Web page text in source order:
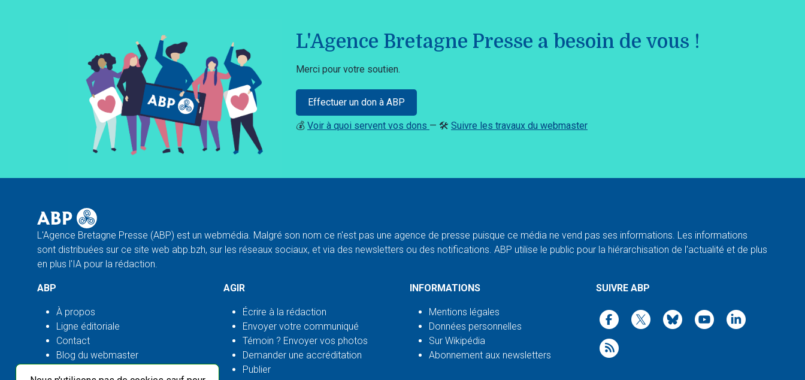
L'Agence Bretagne Presse a besoin de vous !
Merci pour votre soutien.
Effectuer un don à ABP
💰 Voir à quoi servent vos dons — 🛠️ Suivre les travaux du webmaster
L'Agence Bretagne Presse (ABP) est un webmédia. Malgré son nom ce n'est pas une agence de presse puisque ce média ne vend pas ses informations. Les informations
sont distribuées sur ce site web abp.bzh, sur les réseaux sociaux, et via des newsletters ou des notifications. ABP utilise le public pour la hiérarchisation de l'actualité et de plus
en plus l'IA pour la rédaction.
ABP
À propos
Ligne éditoriale
Contact
Blog du webmaster
AGIR
Écrire à la rédaction
Envoyer votre communiqué
Témoin ? Envoyer vos photos
Demander une accréditation
Publier
INFORMATIONS
Mentions légales
Données personnelles
Sur Wikipédia
Abonnement aux newsletters
SUIVRE ABP